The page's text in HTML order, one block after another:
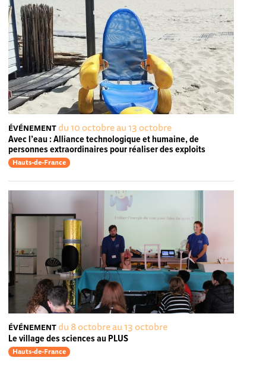
ÉVÉNEMENTdu 10 octobre au 13 octobre
Avec l’eau : Alliance technologique et humaine, de
personnes extraordinaires pour réaliser des exploits
Hauts-de-France
ÉVÉNEMENTdu 8 octobre au 13 octobre
Le village des sciences au PLUS
Hauts-de-France